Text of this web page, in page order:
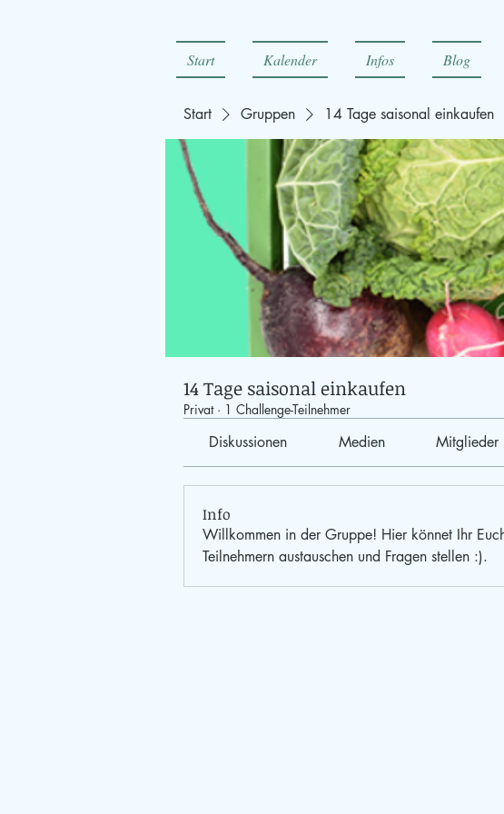
Start Kalender Infos Blog
Start Gruppen 14 Tage saisonal einkaufen
14 Tage saisonal einkaufen
Privat · 1 Challenge-Teilnehmer
Diskussionen Medien Mitglieder
Info
Willkommen in der Gruppe! Hier könnet Ihr
Teilnehmern austauschen und Fragen stellen :).